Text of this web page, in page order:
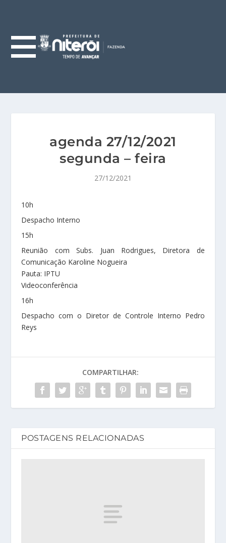
agenda 27/12/2021
segunda – feira
27/12/2021
10h
Despacho Interno
15h
Reunião com Subs. Juan Rodrigues, Diretora de
Comunicação Karoline Nogueira
Pauta: IPTU
Videoconferência
16h
Despacho com o Diretor de Controle Interno Pedro
Reys
COMPARTILHAR:
POSTAGENS RELACIONADAS